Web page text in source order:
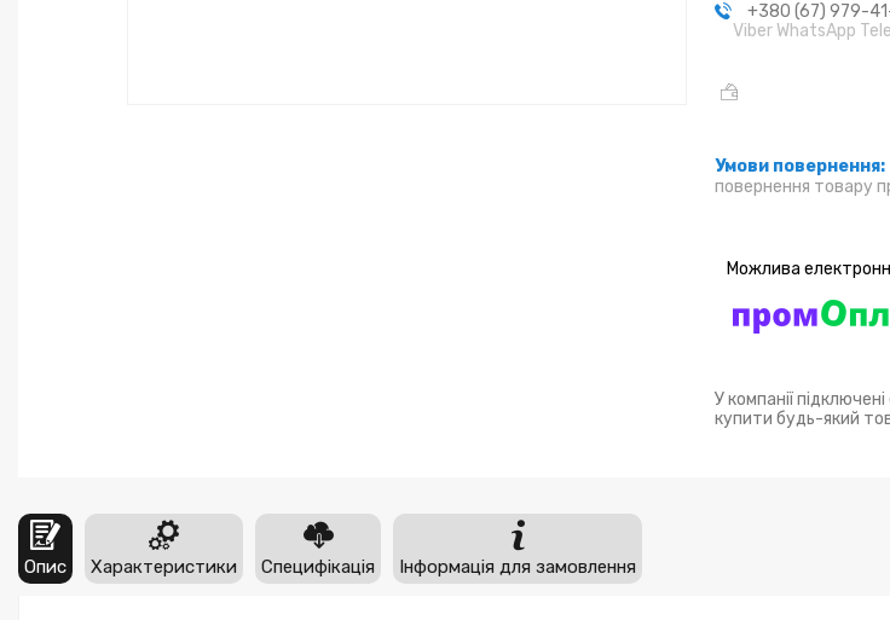
+380 (67) 979-
Viber WhatsApp
повернення товару
У компанії
купити будь-який
Опис Характеристики Специфікація Інформація для замовлення